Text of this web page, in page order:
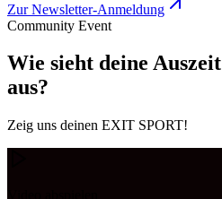
Zur Newsletter-Anmeldung
Community Event
Wie sieht deine
aus?
Zeig uns deinen EXIT SPORT!